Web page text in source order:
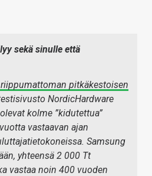
sekä sinulle että
riippumattoman pitkäkestoisen
NordicHardware
kolme ”kidutettua”
vastaavan ajan
Samsung
yhteensä 2 000 Tt
vastaa noin 400 vuoden